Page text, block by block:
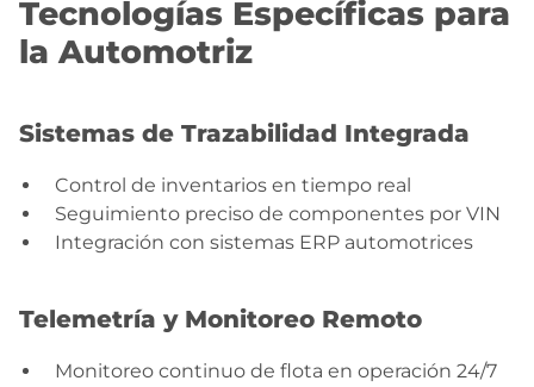
Tecnologías Específicas para
la Automotriz
Sistemas de Trazabilidad Integrada
Control de inventarios en tiempo real
Seguimiento preciso de componentes por VIN
Integración con sistemas ERP automotrices
Telemetría y Monitoreo Remoto
Monitoreo continuo de flota en operación 24/7